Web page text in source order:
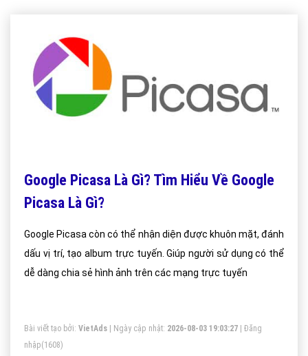
Google Picasa Là Gì? Tìm Hiểu Về Google
Picasa Là Gì?
Google Picasa còn có thể nhận diện được khuôn mặt, đánh
dấu vị trí, tạo album trực tuyến. Giúp người sử dụng có thể
dễ dàng chia sẻ hình ảnh trên các mạng trực tuyến
Bài viết tạo bởi: VietAds | Ngày cập nhật: 2026-08-03 19:03:27
Đăng
nhập(1608)